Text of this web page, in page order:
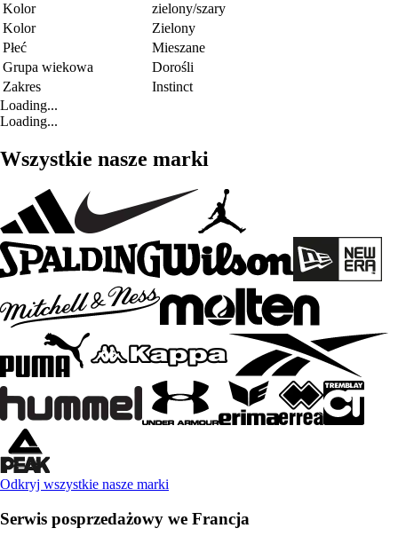
Kolor
zielony/szary
Kolor
Zielony
Płeć
Mieszane
Grupa wiekowa
Dorośli
Zakres
Instinct
Loading...
Loading...
Wszystkie nasze marki
Odkryj wszystkie nasze marki
Serwis posprzedażowy we Francja